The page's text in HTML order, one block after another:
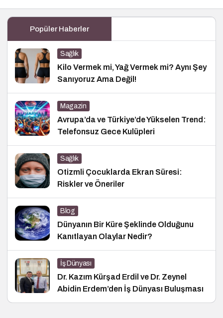
Popüler Haberler
Sağlık
Kilo Vermek mi, Yağ Vermek mi? Aynı Şey
Sanıyoruz Ama Değil!
Magazin
Avrupa’da ve Türkiye’de Yükselen Trend:
Telefonsuz Gece Kulüpleri
Sağlık
Otizmli Çocuklarda Ekran Süresi:
Riskler ve Öneriler
Blog
Dünyanın Bir Küre Şeklinde Olduğunu
Kanıtlayan Olaylar Nedir?
İş Dünyası
Dr. Kazım Kürşad Erdil ve Dr. Zeynel
Abidin Erdem’den İş Dünyası Buluşması